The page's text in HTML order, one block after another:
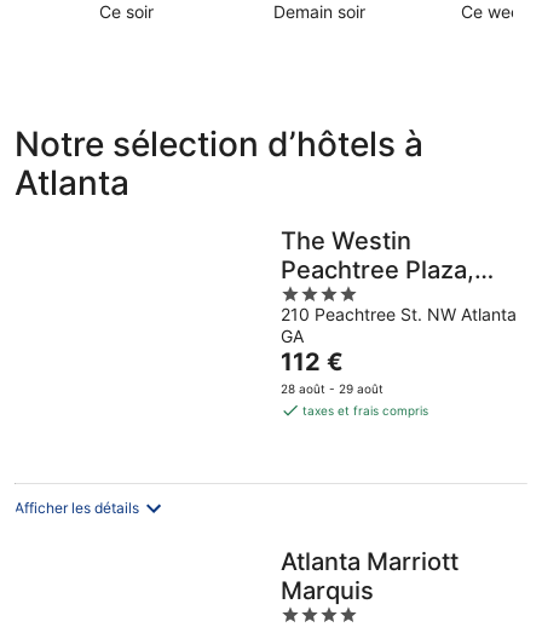
Ce soir
Atlanta
pour
cette
nuit,
Demain soir
Atlanta
pour
août
août
Ce week-
août
9
Notre sélection d’hôtels à
Atlanta
The Westin
Peachtree Plaza,
Atlanta
4
out
of
5
210 Peachtree St. NW Atlanta
GA
Le
prix
est
par
112 €
28 août - 29 août
taxes et frais compris
Afficher les détails
Atlanta Marriott
Marquis
4